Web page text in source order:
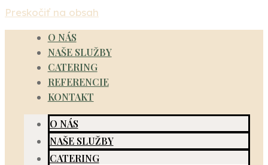
Preskočiť na obsah
O NÁS
NAŠE SLUŽBY
CATERING
REFERENCIE
KONTAKT
O NÁS
NAŠE SLUŽBY
CATERING